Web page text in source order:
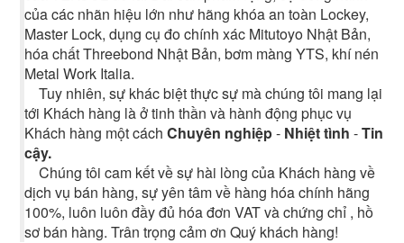
của các nhãn hiệu lớn như hãng khóa an toàn Lockey,
Master Lock, dụng cụ đo chính xác Mitutoyo Nhật Bản,
hóa chất Threebond Nhật Bản, bơm màng YTS, khí nén
Metal Work Italia.
Tuy nhiên, sự khác biệt thực sự mà chúng tôi mang lại
tới Khách hàng là ở tinh thần và hành động phục vụ
Khách hàng một cáchChuyên nghiệp- Nhiệt tình -Tin
cậy.
Chúng tôi cam kết về sự hài lòng của Khách hàng về
dịch vụ bán hàng, sự yên tâm về hàng hóa chính hãng
100%, luôn luôn đầy đủ hóa đơn VAT và chứng chỉ , hồ
sơ bán hàng. Trân trọng cảm ơn Quý khách hàng!